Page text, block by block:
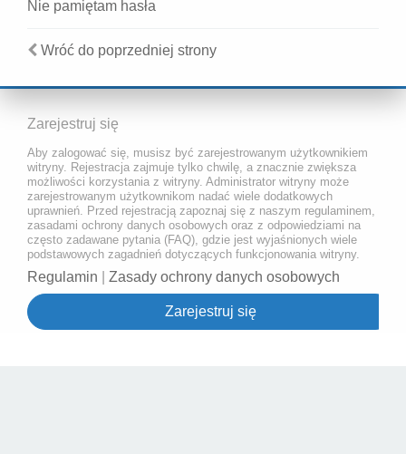
Nie pamiętam hasła
Wróć do poprzedniej strony
Zarejestruj się
Aby zalogować się, musisz być zarejestrowanym użytkownikiem
witryny. Rejestracja zajmuje tylko chwilę, a znacznie zwiększa
możliwości korzystania z witryny. Administrator witryny może
zarejestrowanym użytkownikom nadać wiele dodatkowych
uprawnień. Przed rejestracją zapoznaj się z naszym regulaminem,
zasadami ochrony danych osobowych oraz z odpowiedziami na
często zadawane pytania (FAQ), gdzie jest wyjaśnionych wiele
podstawowych zagadnień dotyczących funkcjonowania witryny.
Regulamin Zasady ochrony danych osobowych
Zarejestruj się